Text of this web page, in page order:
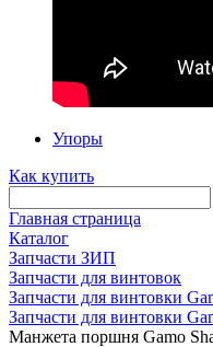
Упоры
Как купить
Главная страница
Каталог
Запчасти ЗИП
Запчасти для винтовок
Запчасти для винтовки
Запчасти для винтовки
Манжета поршня Gamo